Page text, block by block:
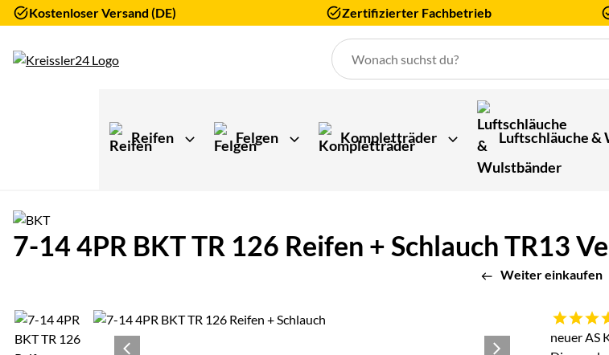
Kostenloser Versand (DE) Zertifizierter Fachbetrieb
Reifen Felgen Kompletträder Luftschläuche &
7-14 4PR BKT TR 126 Reifen + Schlauch TR13
Weiter einkaufen
Produktgalerie
Zur Kaufbox springen
neuer AS